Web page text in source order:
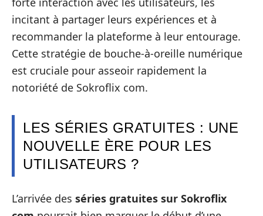
incitant à partager leurs expériences et à
recommander la plateforme à leur entourage.
Cette stratégie de bouche-à-oreille numérique
est cruciale pour asseoir rapidement la
notoriété de Sokroflix com.
LES SÉRIES GRATUITES : UNE
NOUVELLE ÈRE POUR LES
UTILISATEURS ?
L’arrivée des séries gratuites sur Sokroflix